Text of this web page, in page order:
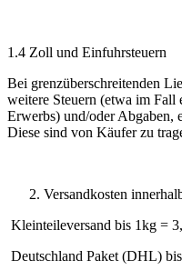
1.4 Zoll und Einfuhrsteuern
Bei grenzüberschreitenden
weitere Steuern (etwa im Fall
Erwerbs) und/oder Abgaben,
Diese sind von Käufer zu
Versandkosten
Kleinteileversand bis 1kg =
Deutschland Paket (DHL)